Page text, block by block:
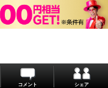
コメント シェア